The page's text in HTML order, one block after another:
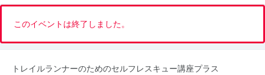
このイベントは終了しました。
トレイルランナーのためのセルフレスキュー講座プラス